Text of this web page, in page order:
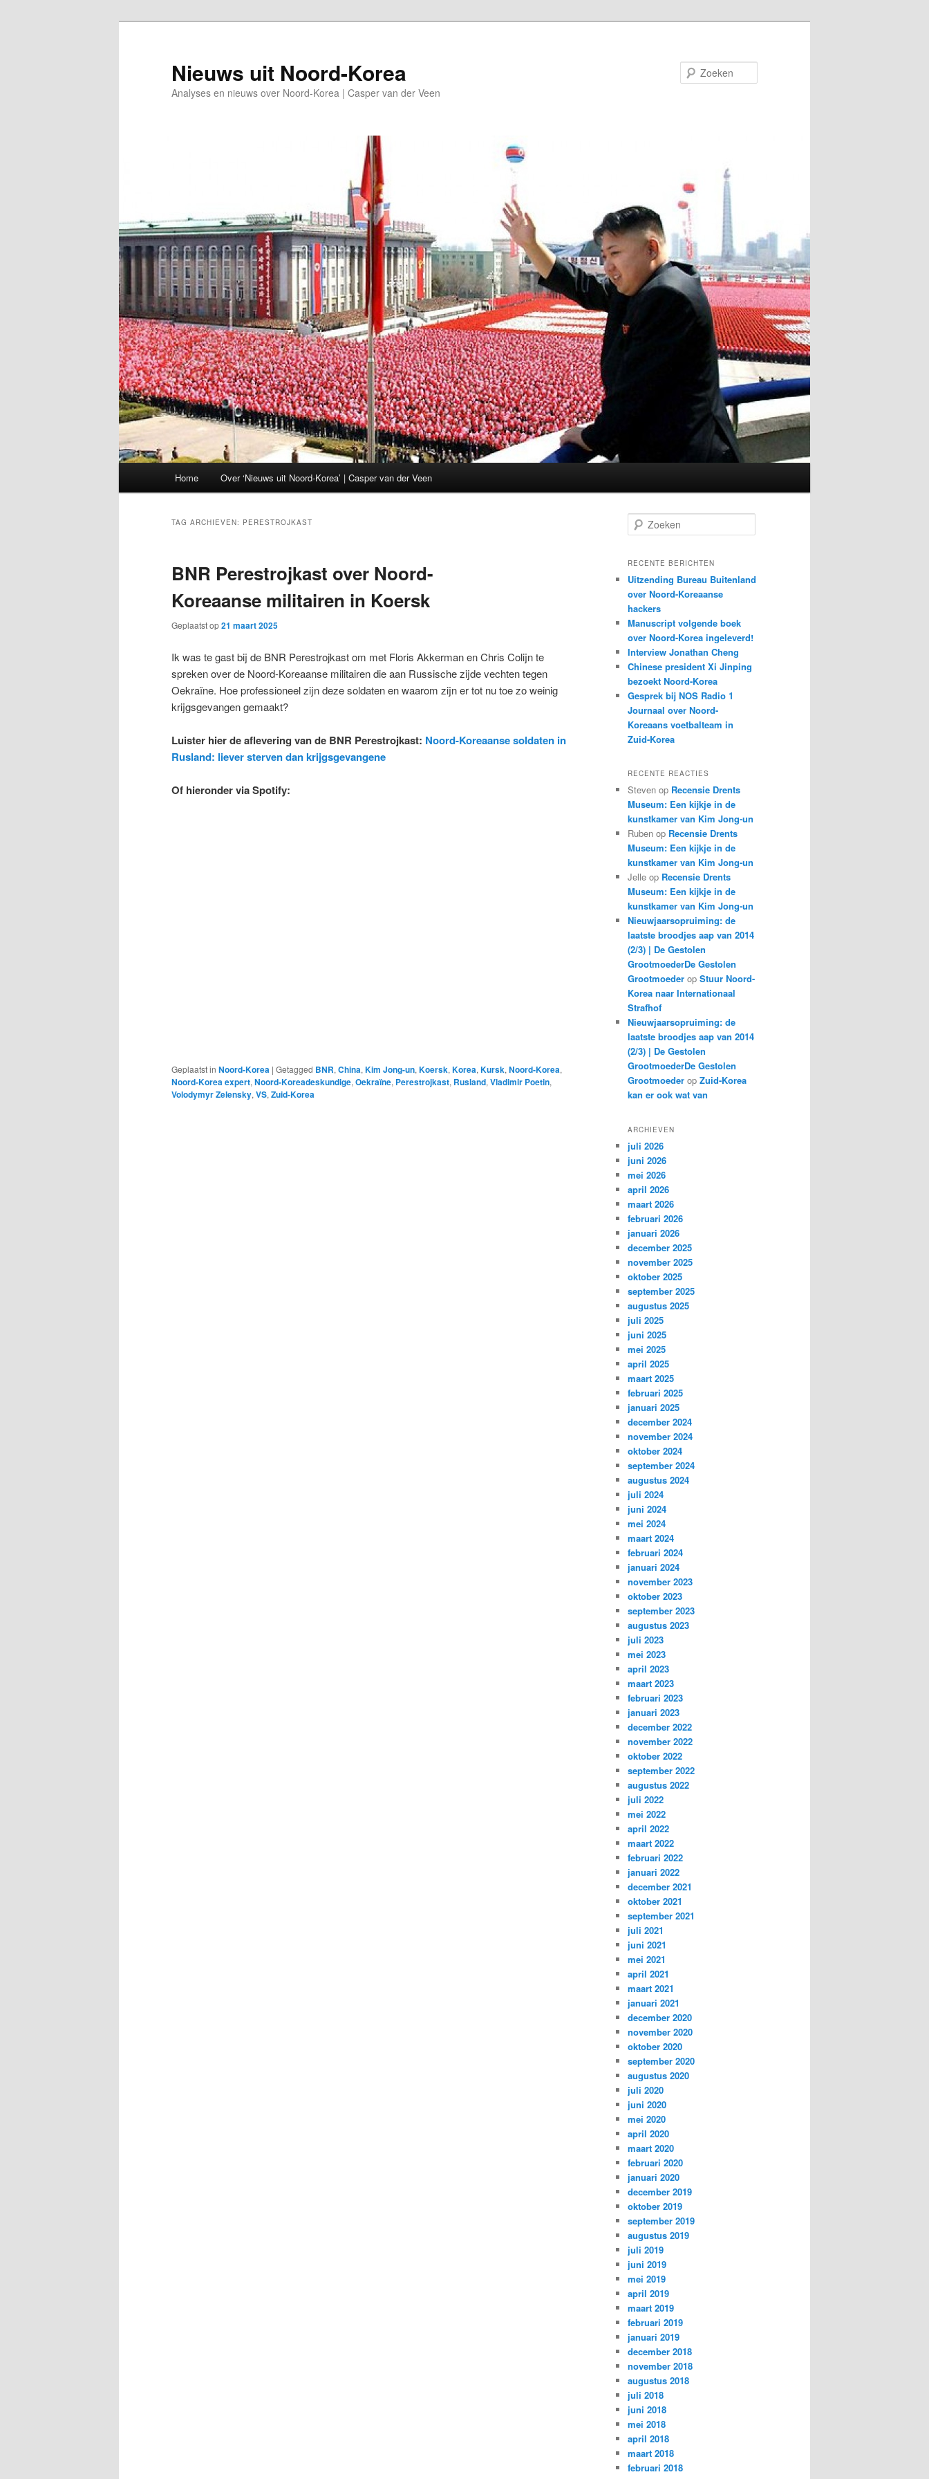
Nieuws uit Noord-Korea
Analyses en nieuws over Noord-Korea | Casper van der Veen
Home Over ‘Nieuws uit Noord-Korea’ | Casper van der Veen
TAG ARCHIEVEN: PERESTROJKAST
BNR Perestrojkast over Noord-
Koreaanse militairen in Koersk
Geplaatst op21 maart 2025
Ik was te gast bij de BNR Perestrojkast om met Floris Akkerman en Chris Colijn te
spreken over de Noord-Koreaanse militairen die aan Russische zijde vechten tegen
Oekraïne. Hoe professioneel zijn deze soldaten en waarom zijn er tot nu toe zo weinig
krijgsgevangen gemaakt?
Luister hier de aflevering van de BNR Perestrojkast: Noord-Koreaanse soldaten in
Rusland: liever sterven dan krijgsgevangene
Of hieronder via Spotify:
Geplaatst in Noord-Korea | Getagged BNR, China, Kim Jong-un, Koersk, Korea, Kursk, Noord-Korea,
Noord-Korea expert, Noord-Koreadeskundige, Oekraïne, Perestrojkast, Rusland, Vladimir Poetin,
Volodymyr Zelensky, VS, Zuid-Korea
o
k
n
RECENTE BERICHTEN
Uitzending Bureau Buitenland
over Noord-Koreaanse
hackers
Manuscript volgende boek
over Noord-Korea ingeleverd!
Interview Jonathan Cheng
Chinese president Xi Jinping
bezoekt Noord-Korea
Gesprek bij NOS Radio 1
Journaal over Noord-
Koreaans voetbalteam in
Zuid-Korea
RECENTE REACTIES
Steven op Recensie Drents
Museum: Een kijkje in de
kunstkamer van Kim Jong-un
Ruben op Recensie Drents
Museum: Een kijkje in de
kunstkamer van Kim Jong-un
Jelle op Recensie Drents
Museum: Een kijkje in de
kunstkamer van Kim Jong-un
Nieuwjaarsopruiming: de
laatste broodjes aap van 2014
(2/3) | De Gestolen
GrootmoederDe Gestolen
Grootmoeder op Stuur Noord-
Korea naar Internationaal
Strafhof
Nieuwjaarsopruiming: de
laatste broodjes aap van 2014
(2/3) | De Gestolen
GrootmoederDe Gestolen
Grootmoeder op Zuid-Korea
kan er ook wat van
ARCHIEVEN
juli 2026
juni 2026
mei 2026
april 2026
maart 2026
februari 2026
januari 2026
december 2025
november 2025
oktober 2025
september 2025
augustus 2025
juli 2025
juni 2025
mei 2025
april 2025
maart 2025
februari 2025
januari 2025
december 2024
november 2024
oktober 2024
september 2024
augustus 2024
juli 2024
juni 2024
mei 2024
maart 2024
februari 2024
januari 2024
november 2023
oktober 2023
september 2023
augustus 2023
juli 2023
mei 2023
april 2023
maart 2023
februari 2023
januari 2023
december 2022
november 2022
oktober 2022
september 2022
augustus 2022
juli 2022
mei 2022
april 2022
maart 2022
februari 2022
januari 2022
december 2021
oktober 2021
september 2021
juli 2021
juni 2021
mei 2021
april 2021
maart 2021
januari 2021
december 2020
november 2020
oktober 2020
september 2020
augustus 2020
juli 2020
juni 2020
mei 2020
april 2020
maart 2020
februari 2020
januari 2020
december 2019
oktober 2019
september 2019
augustus 2019
juli 2019
juni 2019
mei 2019
april 2019
maart 2019
februari 2019
januari 2019
december 2018
november 2018
augustus 2018
juli 2018
juni 2018
mei 2018
april 2018
maart 2018
februari 2018